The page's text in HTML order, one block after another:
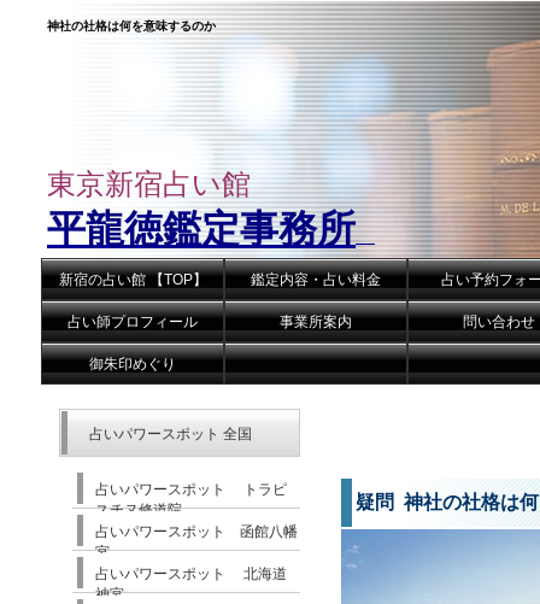
神社の社格は何を意味するのか
東京新宿占い館
平龍徳鑑定事務所
新宿の占い館 【TOP】 鑑定内容・占い料金 占い予約フォ
占い師プロフィール 事業所案内 問い合わせ
御朱印めぐり
疑問 神社の社格は
占いパワースポット 全国
占いパワースポット トラピ
スチヌ修道院
占いパワースポット 函館八幡
宮
占いパワースポット 北海道
神宮